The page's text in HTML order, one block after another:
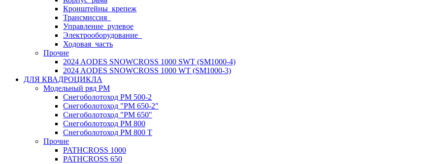
Кронштейны_крепеж
Трансмиссия_
Управление_рулевое
Электрооборудование_
Ходовая_часть
Прочие
2024 AODES SNOWCROSS 1000 SWT (SM1000-4)
2024 AODES SNOWCROSS 1000 WT (SM1000-3)
ДЛЯ КВАДРОЦИКЛА
Модельный ряд РМ
Снегоболотоход РМ 500-2
Снегоболотоход "РМ 650-2"
Снегоболотоход "РМ 650"
Снегоболотоход РМ 800
Снегоболотоход РМ 800 Т
Прочие
PATHCROSS 1000
PATHCROSS 650